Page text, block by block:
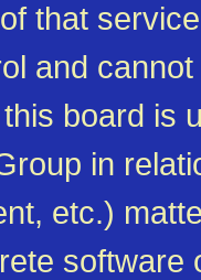
that
and
board is
in
etc.)
software